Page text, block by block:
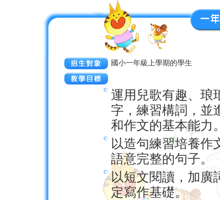
國小一年級上學期的學生
運用兒歌有趣、琅
字，練習構詞，並
和作文的基本能力
以造句練習培養作
語意完整的句子。
以短文閱讀，加廣
定寫作基礎。